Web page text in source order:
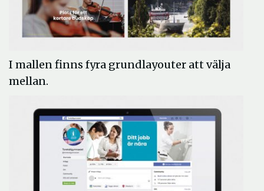
I mallen finns fyra grundlayouter att välja
mellan.